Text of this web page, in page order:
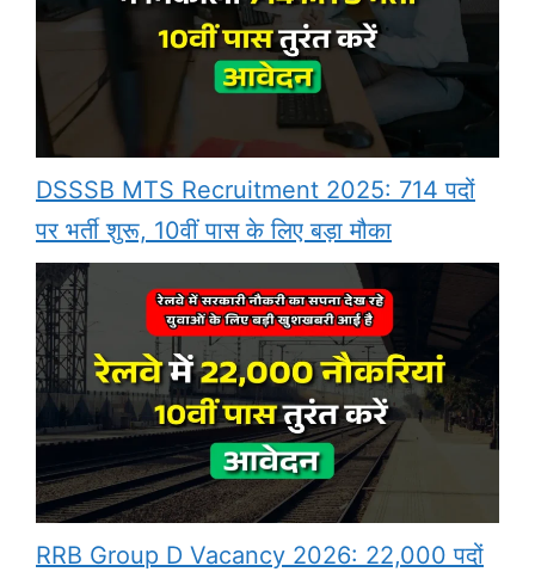
DSSSB MTS Recruitment 2025: 714 पदों
पर भर्ती शुरू, 10वीं पास के लिए बड़ा मौका
RRB Group D Vacancy 2026: 22,000 पदों